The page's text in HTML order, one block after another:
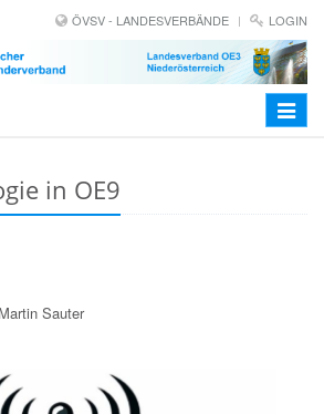
ÖVSV - LANDESVERBÄNDE LOGIN
Toggle
in OE9
Martin Sauter